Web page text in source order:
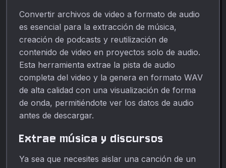
Convertir archivos de video a formato de audio
es esencial para la extracción de música,
creación de podcasts y reutilización de
contenido de video en proyectos solo de audio.
Esta herramienta extrae la pista de audio
completa del video y la genera en formato WAV
de alta calidad con una visualización de forma
de onda, permitiéndote ver los datos de audio
antes de descargar.
Extrae música y discursos
Ya sea que necesites aislar una canción de un